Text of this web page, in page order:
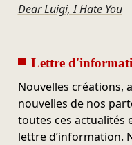
Dear Luigi, I Hate You
Lettre
Nouvelles créations,
nouvelles de nos
toutes ces actualités
lettre d’information.